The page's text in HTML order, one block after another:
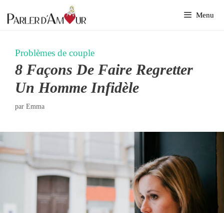
au
Menu
Problèmes de couple
8 Façons De Faire Regretter
Un Homme Infidèle
par Emma